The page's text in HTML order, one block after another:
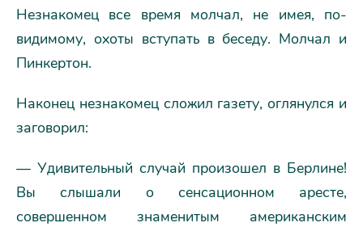
Незнакомец все время молчал, не имея, по-
видимому, охоты вступать в беседу. Молчал и
Пинкертон.
Наконец незнакомец сложил газету, оглянулся и
заговорил:
— Удивительный случай произошел в Берлине!
Вы слышали о сенсационном аресте,
совершенном знаменитым американским